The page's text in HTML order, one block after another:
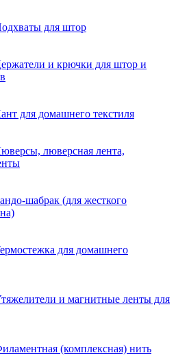
для штор
и крючки для штор и
для домашнего текстиля
люверсная лента,
шабрак (для жесткого
для домашнего
и магнитные ленты для
(комплексная) нить